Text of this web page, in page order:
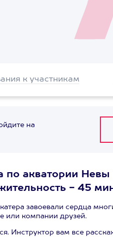
к участникам
на
по акватории
- 45
завоевали сердца
или компании друзей.
Инструктор вам все